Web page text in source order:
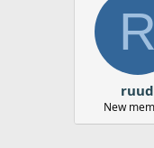
R
ruud
New